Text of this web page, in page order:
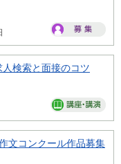
検索と面接のコツ
文コンクール作品募集